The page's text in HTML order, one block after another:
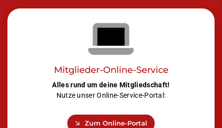
Mitglieder-Online-Service
Alles rund um deine Mitgliedschaft!
Nutze unser Online-Service-Portal:
Zum Online-Portal